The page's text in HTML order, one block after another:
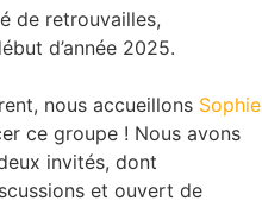
de retrouvailles,
d’année 2025.
nous accueillons Sophie
ce groupe ! Nous avons
invités, dont
et ouvert de